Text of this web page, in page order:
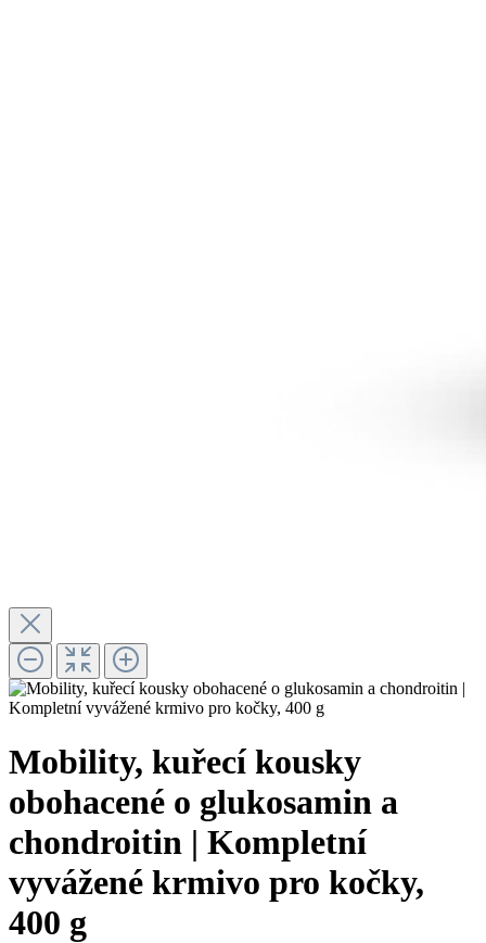
Mobility, kuřecí kousky
obohacené o glukosamin a
chondroitin | Kompletní
vyvážené krmivo pro kočky,
400 g